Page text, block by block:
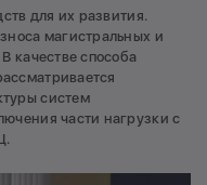
для их развития.
магистральных и
качестве способа
систем
части нагрузки с